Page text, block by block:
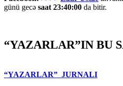
günü gecə saat 23:40:00 da bitir.
“YAZARLAR”IN BU
“YAZARLAR” JURNALI